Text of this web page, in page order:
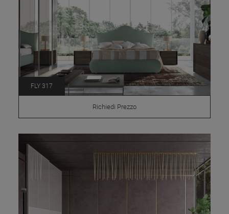
FLY 317
Richiedi Prezzo